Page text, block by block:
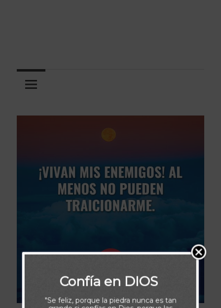
Confía en DIOS
"Se feliz, porque la piedra nunca es tan